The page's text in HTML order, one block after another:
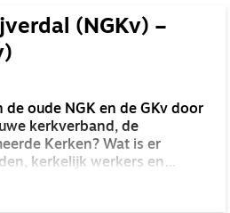
(NGKv) –
de oude NGK en de GKv door
kerkverband, de
Kerken? Wat is er
kerkelijk werkers en
peilt de stemming in twee
een regio.